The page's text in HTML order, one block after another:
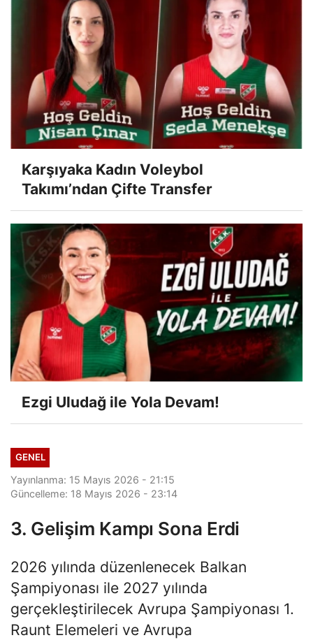
Karşıyaka Kadın Voleybol
Takımı’ndan Çifte Transfer
Ezgi Uludağ ile Yola Devam!
GENEL
Yayınlanma: 15 Mayıs 2026 - 21:15
Güncelleme: 18 Mayıs 2026 - 23:14
3. Gelişim Kampı Sona Erdi
2026 yılında düzenlenecek Balkan
Şampiyonası ile 2027 yılında
gerçekleştirilecek Avrupa Şampiyonası 1.
Raunt Elemeleri ve Avrupa